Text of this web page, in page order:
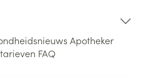
Apotheker
FAQ